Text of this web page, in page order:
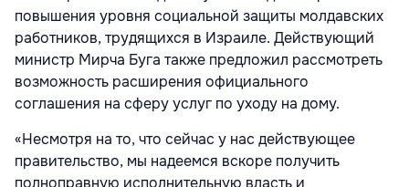
повышения уровня социальной защиты молдавских
работников, трудящихся в Израиле. Действующий
министр Мирча Буга также предложил рассмотреть
возможность расширения официального
соглашения на сферу услуг по уходу на дому.
«Несмотря на то, что сейчас у нас действующее
правительство, мы надеемся вскоре получить
полноправную исполнительную власть и